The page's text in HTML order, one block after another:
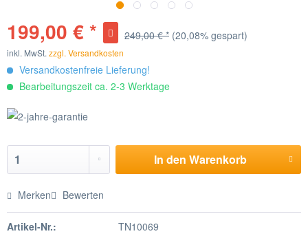
199,00 € * 249,00 € * (20,08% gespart)
inkl. MwSt. zzgl. Versandkosten
Versandkostenfreie Lieferung!
Bearbeitungszeit ca. 2-3 Werktage
In den Warenkorb
Merken Bewerten
Artikel-Nr.:
TN10069